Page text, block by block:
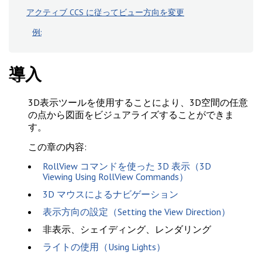
アクティブ CCS に従ってビュー方向を変更
例:
導入
3D表示ツールを使用することにより、3D空間の任意
の点から図面をビジュアライズすることができま
す。
この章の内容:
RollView コマンドを使った 3D 表示（3D
Viewing Using RollView Commands）
3D マウスによるナビゲーション
表示方向の設定（Setting the View Direction）
非表示、シェイディング、レンダリング
ライトの使用（Using Lights）